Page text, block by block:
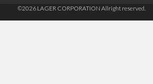
©2026 LAGER CORPORATION Allright reserved.